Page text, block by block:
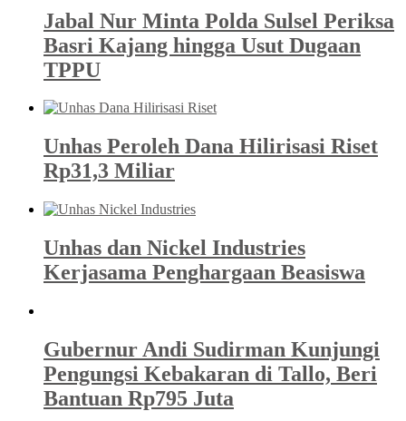
Jabal Nur Minta Polda Sulsel Periksa
Basri Kajang hingga Usut Dugaan
TPPU
Unhas Peroleh Dana Hilirisasi Riset
Rp31,3 Miliar
Unhas dan Nickel Industries
Kerjasama Penghargaan Beasiswa
Gubernur Andi Sudirman Kunjungi
Pengungsi Kebakaran di Tallo, Beri
Bantuan Rp795 Juta